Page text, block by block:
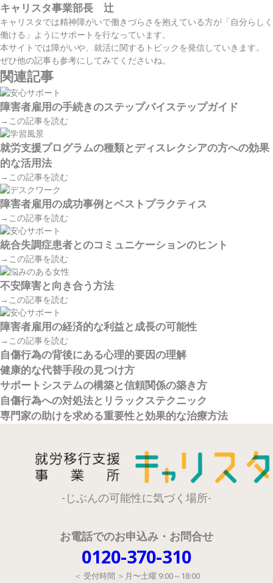
キャリスタ事業部長 辻
キャリスタでは精神障がいで働きづらさを抱えている方が「自分らしく
働ける」ようにサポートを行なっています。
本サイトでは障がいや、就活に関するトピックを発信していきます。
ぜひ他の記事も参考にしてみてくださいね。
関連記事
障害者雇用の手続きのステップバイステップガイド
→この記事を読む
就労支援プログラムの種類とディスレクシアの方への効果
的な活用法
→この記事を読む
障害者雇用の成功事例とベストプラクティス
→この記事を読む
統合失調症患者とのコミュニケーションのヒント
→この記事を読む
不安障害と向き合う方法
→この記事を読む
障害者雇用の経済的な利益と成長の可能性
→この記事を読む
自傷行為の背後にある心理的要因の理解
健康的な代替手段の見つけ方
サポートシステムの構築と信頼関係の築き方
自傷行為への対処法とリラックステクニック
専門家の助けを求める重要性と効果的な治療方法
-じぶんの可能性に気づく場所-
お電話でのお申込み・お問合せ
0120-370-310
＜ 受付時間 ＞月〜土曜 9:00～18:00